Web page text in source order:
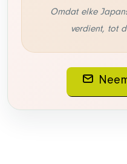
Omdat elke
verdient, tot